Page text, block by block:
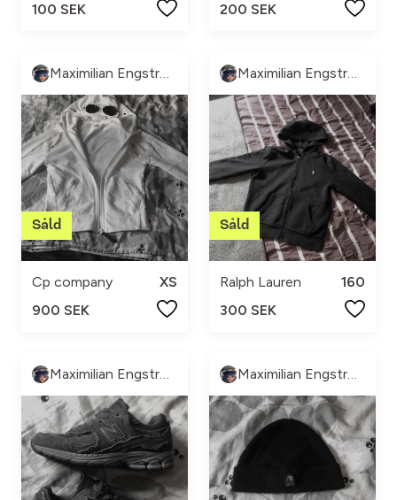
100 SEK
200 SEK
Maximilian Engström
Cp company
XS
900 SEK
Maximilian Engström
Ralph Lauren
160
300 SEK
Maximilian Engström Maximilian Engström